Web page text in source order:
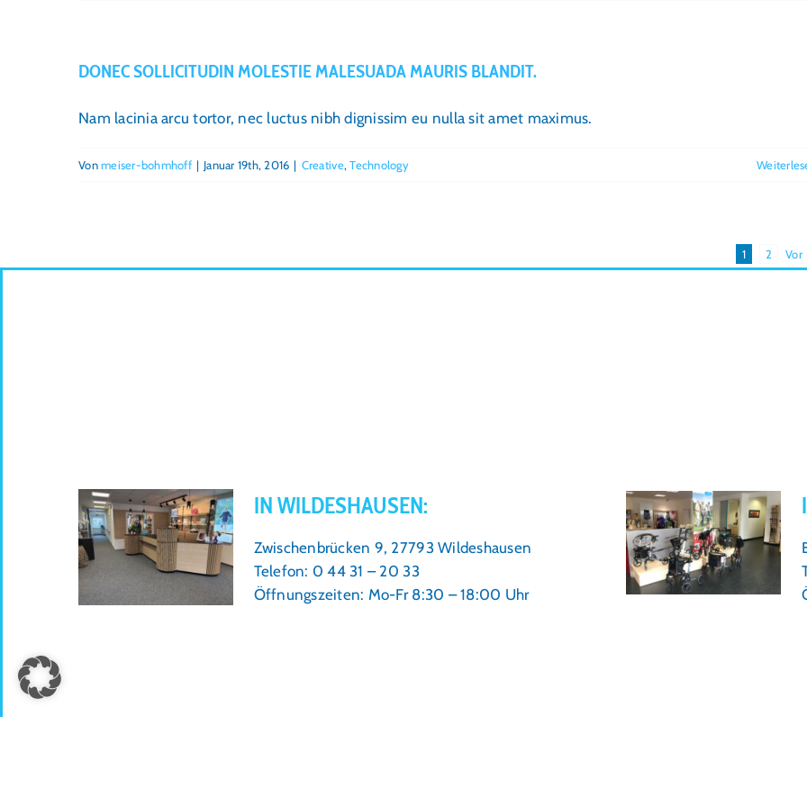
DONEC SOLLICITUDIN MOLESTIE MALESUADA MAURIS BLANDIT.
Nam lacinia arcu tortor, nec luctus nibh dignissim eu nulla sit amet maximus.
Vonmeiser-bohmhoff | Januar 19th, 2016 | Creative,Technology
1 2 Vor
IN WILDESHAUSEN:
Zwischenbrücken 9, 27793 Wildeshausen
Telefon: 0 44 31 – 20 33
Öffnungszeiten: Mo-Fr 8:30 – 18:00 Uhr